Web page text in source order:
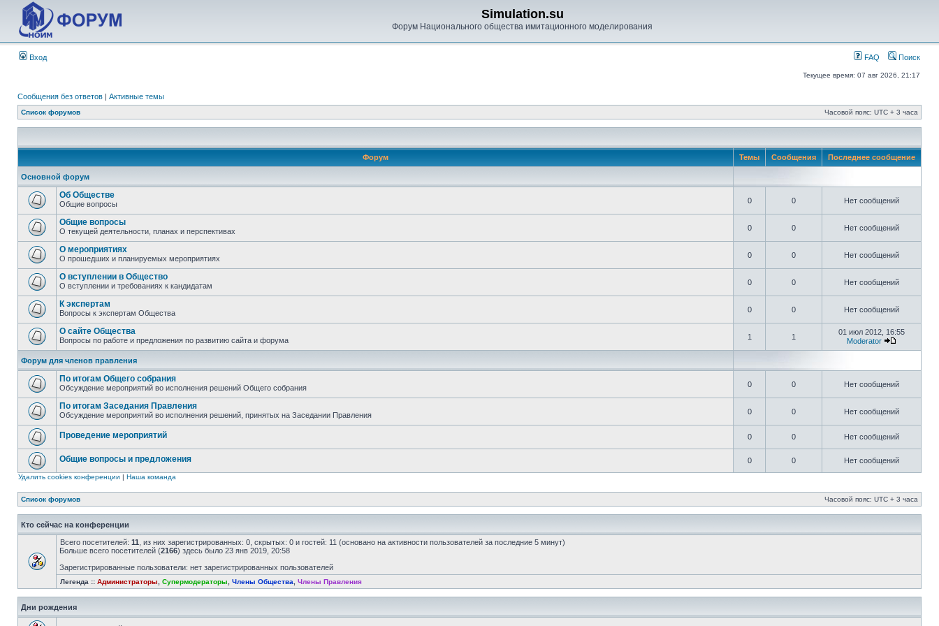
Simulation.su
Форум Национального общества имитационного моделирования
Вход FAQ Поиск
Текущее время: 07 авг 2026, 21:17
Сообщения без ответов | Активные темы
Список форумов Часовой пояс: UTC + 3 часа
Форум Темы Сообщения Последнее сообщение
Основной форум
Об Обществе
Общие вопросы 0 0 Нет сообщений
Общие вопросы
О текущей деятельности, планах и перспективах 0 0 Нет сообщений
О мероприятиях
О прошедших и планируемых мероприятиях 0 0 Нет сообщений
О вступлении в Общество
О вступлении и требованиях к кандидатам 0 0 Нет сообщений
К экспертам
Вопросы к экспертам Общества 0 0 Нет сообщений
О сайте Общества
Вопросы по работе и предложения по развитию сайта и форума 1 1
01 июл 2012, 16:55
Moderator
Форум для членов правления
По итогам Общего собрания
Обсуждение мероприятий во исполнения решений Общего собрания 0 0 Нет сообщений
По итогам Заседания Правления
Обсуждение мероприятий во исполнения решений, принятых на Заседании Правления 0 0 Нет сообщений
Проведение мероприятий 0 0 Нет сообщений
Общие вопросы и предложения 0 0 Нет сообщений
Удалить cookies конференции | Наша команда
Список форумов Часовой пояс: UTC + 3 часа
Кто сейчас на конференции
Всего посетителей: 11 , из них зарегистрированных: 0, скрытых: 0 и гостей: 11 (основано на активности пользователей за последние 5 минут)
Больше всего посетителей (2166) здесь было 23 янв 2019, 20:58
Зарегистрированные пользователи: нет зарегистрированных пользователей
Легенда :: Администраторы Супермодераторы Члены Общества Члены Правления
Дни рождения